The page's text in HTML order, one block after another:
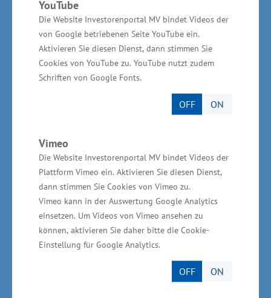
YouTube
Die Website Investorenportal MV bindet Videos der
von Google betriebenen Seite YouTube ein.
Aktivieren Sie diesen Dienst, dann stimmen Sie
Cookies von YouTube zu. YouTube nutzt zudem
Schriften von Google Fonts.
OFF ON
Vimeo
Die Website Investorenportal MV bindet Videos der
Plattform Vimeo ein. Aktivieren Sie diesen Dienst,
dann stimmen Sie Cookies von Vimeo zu.
Vimeo kann in der Auswertung Google Analytics
einsetzen. Um Videos von Vimeo ansehen zu
können, aktivieren Sie daher bitte die Cookie-
Einstellung für Google Analytics.
OFF ON
werden für die Verbindung zwischen den
Gründungs- und Turmstrukturen von Offshore-
Windenergieanlagen eingesetzt. Weiterhin gibt
es ein Projekt mit der Technischen Universität
Ilmenau (Thüringen) zum Thema „Entwicklung
eines transportablen, teilautomatisierten
Offshoreanlagen“.
Das Wirtschaftsministerium unterstützt
Verbundforschungsprojekte zwischen
einheimischen Unternehmen sowie
Universitäten, Hochschulen und
außeruniversitären Forschungseinrichtungen.
Ziel ist es, Mecklenburg-Vorpommern weiter als